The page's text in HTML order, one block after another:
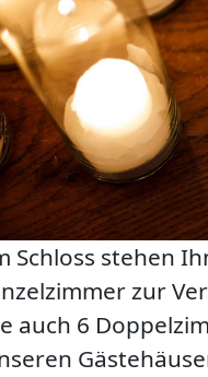
Schloss stehen
zur
auch 6